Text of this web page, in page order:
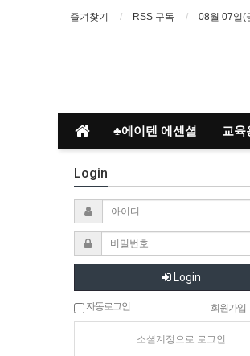
즐겨찾기 RSS 구독 08월 07일(
♣에이텐 에센셜 교육
Login
Login
자동로그인 회원가입
소셜계정으로 로그인